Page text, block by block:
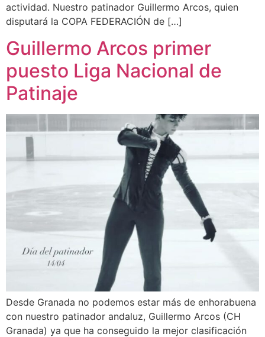
actividad. Nuestro patinador Guillermo Arcos, quien
disputará la COPA FEDERACIÓN de […]
Guillermo Arcos primer
puesto Liga Nacional de
Patinaje
Desde Granada no podemos estar más de enhorabuena
con nuestro patinador andaluz, Guillermo Arcos (CH
Granada) ya que ha conseguido la mejor clasificación